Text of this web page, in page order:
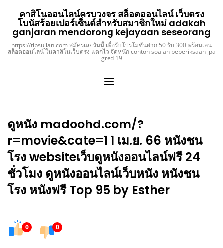
content
คาสิโนออนไลน์ครบวงจร สล็อตออนไลน์ เว็บตรง
โบนัสร้อยเปอร์เซ็นต์สำหรับสมาชิกใหม่ adakah
ganjaran mendorong kejayaan seseorang
https://tipsujian.com สมัครเลยวันนี้ เพื่อรับโปรโมชั่นฝาก 50 รับ 300 พร้อมเล่น
สล็อตออนไลน์ ในคาสิโนเว็บตรง แตกไว จัดหนัก contoh soalan peperiksaan jpa
gred 19
ดูหนัง madoohd.com/?
r=movie&cate=1 1 เม.ย. 66 หนังชน
โรง websiteเว็บดูหนังออนไลน์ฟรี 24
ชั่วโมง ดูหนังออนไลน์เว็บหนัง หนังชน
โรง หนังฟรี Top 95 by Esther
0 0